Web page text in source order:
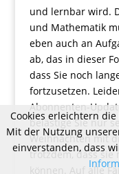
und lernbar wird.
und Mathematik
eben auch an
ab, das in dieser
dass Sie noch
fortzusetzen.
Abonnenten-
belästige Sie nur
Weihnachten mit
trotzdem, dass
können. Auf alle
Cookies erleichtern
Mit der Nutzung
einverstanden, dass